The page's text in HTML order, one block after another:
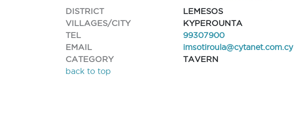
DISTRICT
LEMESOS
VILLAGES/CITY
KYPEROUNTA
TEL
99307900
EMAIL
imsotiroula@cytanet.com.cy
CATEGORY
TAVERN
back to top